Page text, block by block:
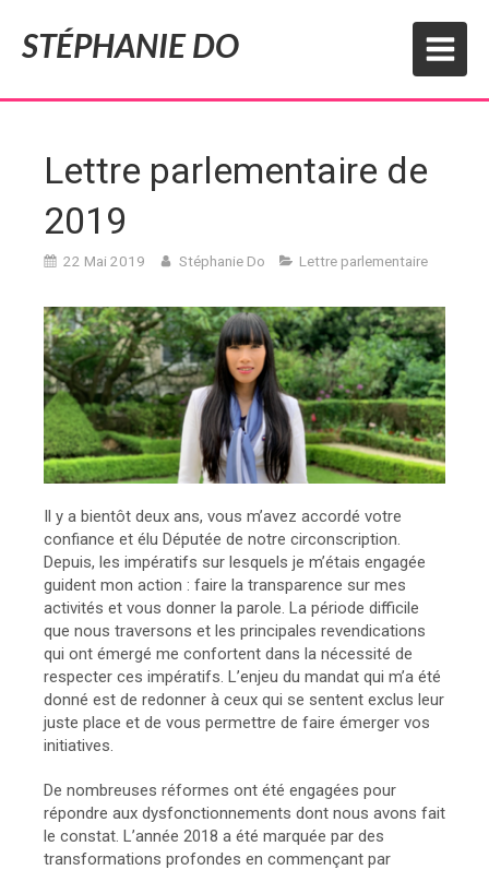
STÉPHANIE DO
Lettre parlementaire de
2019
22 Mai 2019 Stéphanie Do Lettre parlementaire
Il y a bientôt deux ans, vous m’avez accordé votre
confiance et élu Députée de notre circonscription.
Depuis, les impératifs sur lesquels je m’étais engagée
guident mon action : faire la transparence sur mes
activités et vous donner la parole. La période difficile
que nous traversons et les principales revendications
qui ont émergé me confortent dans la nécessité de
respecter ces impératifs. L’enjeu du mandat qui m’a été
donné est de redonner à ceux qui se sentent exclus leur
juste place et de vous permettre de faire émerger vos
initiatives.
De nombreuses réformes ont été engagées pour
répondre aux dysfonctionnements dont nous avons fait
le constat. L’année 2018 a été marquée par des
transformations profondes en commençant par